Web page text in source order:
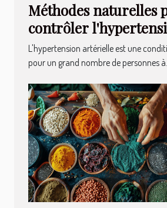
Méthodes naturelles
contrôler
médicaments
L'hypertension artérielle est une
pour un grand nombre de personnes